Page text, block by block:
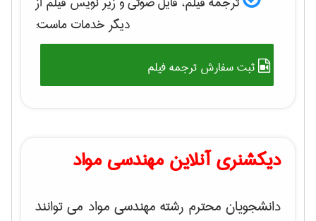
دیگر خدمات ماست:
ثبت سفارش ترجمه فیلم
دیکشنری آنلاین مهندسی مواد
دانشجویان محترم رشته مهندسی مواد می توانند